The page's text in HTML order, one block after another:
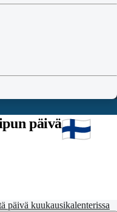
päivä
päivä kuukausikalenterissa